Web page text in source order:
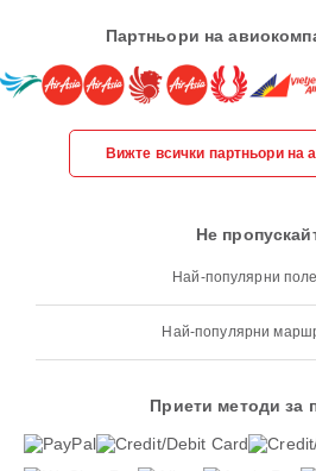
Партньори на
Вижте всички партньори на
Не
Най-популярни
Най-популярни
Приети методи за